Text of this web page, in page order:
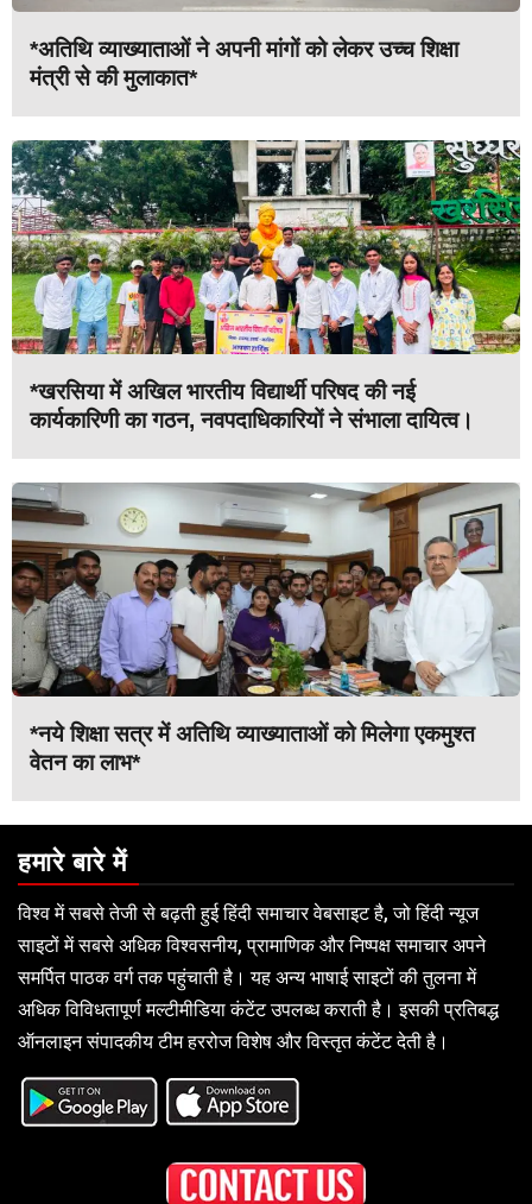
*अतिथि व्याख्याताओं ने अपनी मांगों को लेकर उच्च शिक्षा
मंत्री से की मुलाकात*
*खरसिया में अखिल भारतीय विद्यार्थी परिषद की नई
कार्यकारिणी का गठन, नवपदाधिकारियों ने संभाला दायित्व।
*नये शिक्षा सत्र में अतिथि व्याख्याताओं को मिलेगा एकमुश्त
वेतन का लाभ*
हमारे बारे में
विश्व में सबसे तेजी से बढ़ती हुई हिंदी समाचार वेबसाइट है, जो हिंदी न्यूज
साइटों में सबसे अधिक विश्वसनीय, प्रामाणिक और निष्पक्ष समाचार अपने
समर्पित पाठक वर्ग तक पहुंचाती है। यह अन्य भाषाई साइटों की तुलना में
अधिक विविधतापूर्ण मल्टीमीडिया कंटेंट उपलब्ध कराती है। इसकी प्रतिबद्ध
ऑनलाइन संपादकीय टीम हररोज विशेष और विस्तृत कंटेंट देती है।